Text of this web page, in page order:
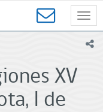
XV
I de